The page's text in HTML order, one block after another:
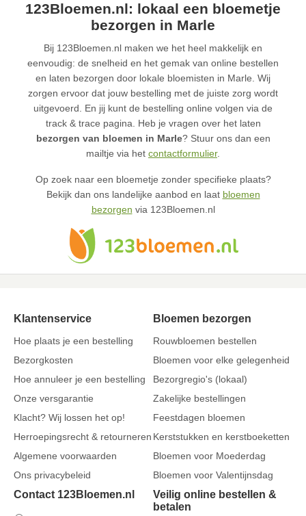
123Bloemen.nl: lokaal een bloemetje
bezorgen in Marle
Bij 123Bloemen.nl maken we het heel makkelijk en
eenvoudig: de snelheid en het gemak van online bestellen
en laten bezorgen door lokale bloemisten in Marle. Wij
zorgen ervoor dat jouw bestelling met de juiste zorg wordt
uitgevoerd. En jij kunt de bestelling online volgen via de
track & trace pagina. Heb je vragen over het laten
bezorgen van bloemen in Marle? Stuur ons dan een
mailtje via het contactformulier.
Op zoek naar een bloemetje zonder specifieke plaats?
Bekijk dan ons landelijke aanbod en laat bloemen
bezorgen via 123Bloemen.nl
Klantenservice
Hoe plaats je een bestelling
Bezorgkosten
Hoe annuleer je een bestelling
Onze versgarantie
Klacht? Wij lossen het op!
Herroepingsrecht & retourneren
Algemene voorwaarden
Ons privacybeleid
Bloemen bezorgen
Rouwbloemen bestellen
Bloemen voor elke gelegenheid
Bezorgregio's (lokaal)
Zakelijke bestellingen
Feestdagen bloemen
Kerststukken en kerstboeketten
Bloemen voor Moederdag
Bloemen voor Valentijnsdag
Contact 123Bloemen.nl
Veilig online bestellen &
betalen